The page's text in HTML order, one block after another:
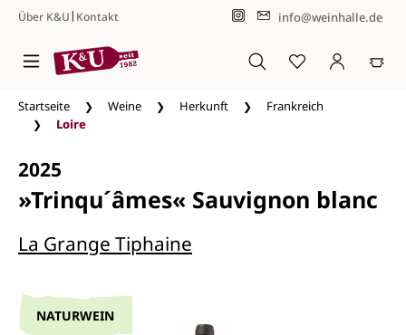
Zum Hauptinhalt springen
Über K&U| Kontakt info@weinhalle.de
Startseite Weine Herkunft
Frankreich
Loire
2025
»Trinqu´âmes« Sauvignon blanc
La Grange Tiphaine
NATURWEIN